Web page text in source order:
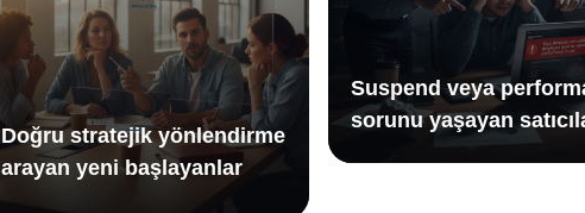
Doğru stratejik yönlendirme
arayan yeni başlayanlar
Suspend veya
sorunu yaşayan